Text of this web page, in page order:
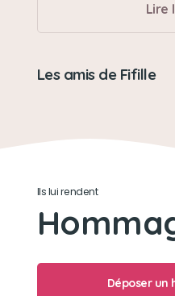
Lire
Les amis de Fifille
Ils lui rendent
Déposer un